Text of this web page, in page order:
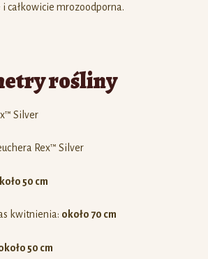
całkowicie mrozoodporna.
rośliny
Silver
Rex™ Silver
50 cm
kwitnienia: około 70 cm
50 cm